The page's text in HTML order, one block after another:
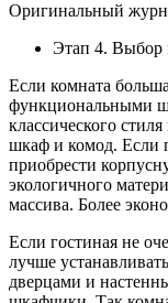
Оригинальный
Этап 4. Выбор
Если комната
функциональными
классического
шкаф и комод. Если
приобрести
экологичного
массива. Более
Если гостиная не
лучше
дверцами и